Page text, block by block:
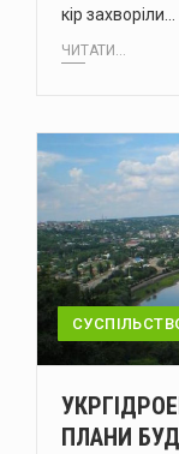
кір захворіли…
ЧИТАТИ...
ПЛАНИ